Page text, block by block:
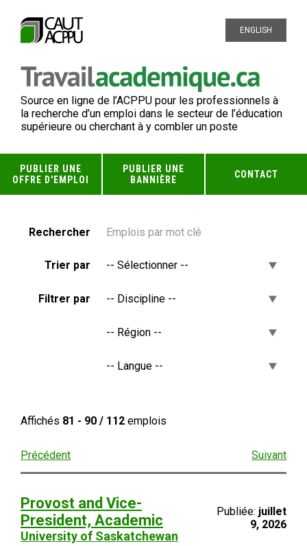
ENGLISH
Source en ligne de l’ACPPU pour les professionnels à
la recherche d’un emploi dans le secteur de l’éducation
supérieure ou cherchant à y combler un poste
PUBLIER UNE
OFFRE D'EMPLOI
PUBLIER UNE
BANNIÈRE
CONTACT
Rechercher
Trier par
Filtrer par
Affichés 81 - 90 / 112 emplois
Précédent Suivant
Provost and Vice-
President, Academic
University of Saskatchewan
Publiée: juillet
9, 2026